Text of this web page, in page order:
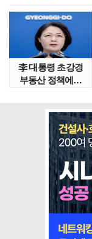
李 대통령 초강경
부동산 정책에…